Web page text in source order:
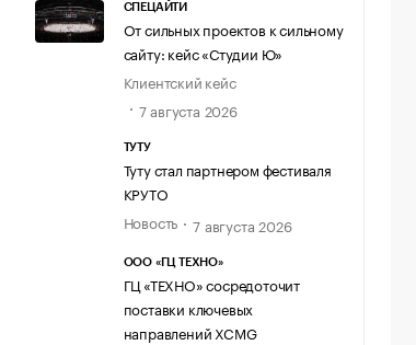
СПЕЦАЙТИ
От сильных проектов к сильному
сайту: кейс «Студии Ю»
Клиентский кейс
7 августа 2026
ТУТУ
Туту стал партнером фестиваля
КРУТО
Новость
7 августа 2026
ООО «ГЦ ТЕХНО»
ГЦ «ТЕХНО» сосредоточит
поставки ключевых
направлений XCMG